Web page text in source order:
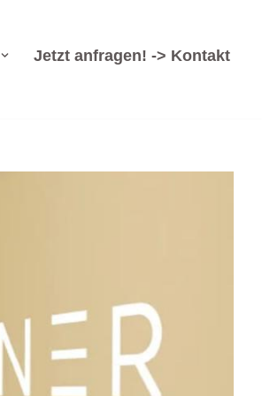
Jetzt anfragen! -> Kontakt
✓Arbeitsrecht oder